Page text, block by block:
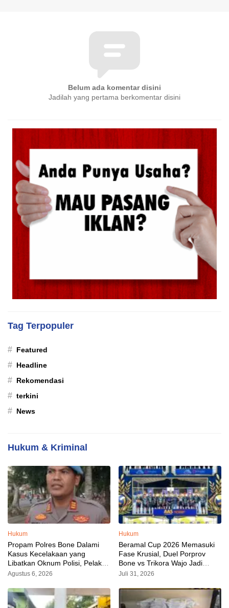
Belum ada komentar disini
Jadilah yang pertama berkomentar disini
Tag Terpopuler
# Featured
# Headline
# Rekomendasi
# terkini
# News
Hukum & Kriminal
Hukum
Propam Polres Bone Dalami
Kasus Kecelakaan yang
Libatkan Oknum Polisi, Pelaku
Sudah Diamankan
Agustus 6, 2026
Hukum
Beramal Cup 2026 Memasuki
Fase Krusial, Duel Porprov
Bone vs Trikora Wajo Jadi
Sorotan Malam Ini
Juli 31, 2026